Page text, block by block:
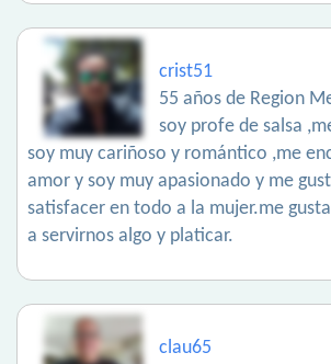
crist51
55 años de Region
soy profe de salsa
soy muy cariñoso y romántico ,me
amor y soy muy apasionado y me
satisfacer en todo a la mujer.me
a servirnos algo y platicar.
clau65